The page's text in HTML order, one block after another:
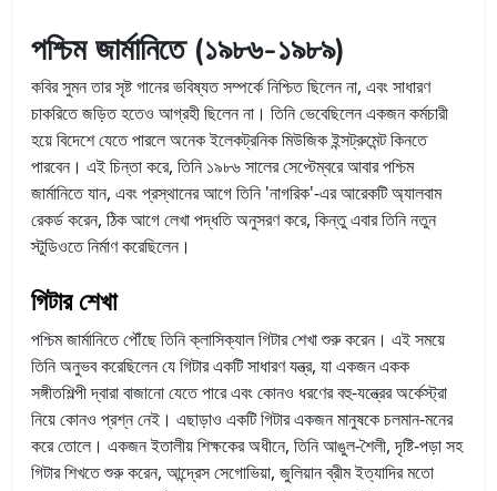
পশ্চিম জার্মানিতে (১৯৮৬-১৯৮৯)
কবির সুমন তার সৃষ্ট গানের ভবিষ্যত সম্পর্কে নিশ্চিত ছিলেন না, এবং সাধারণ
চাকরিতে জড়িত হতেও আগ্রহী ছিলেন না। তিনি ভেবেছিলেন একজন কর্মচারী
হয়ে বিদেশে যেতে পারলে অনেক ইলেকট্রনিক মিউজিক ইন্সট্রুমেন্ট কিনতে
পারবেন। এই চিন্তা করে, তিনি ১৯৮৬ সালের সেপ্টেম্বরে আবার পশ্চিম
জার্মানিতে যান, এবং প্রস্থানের আগে তিনি 'নাগরিক'-এর আরেকটি অ্যালবাম
রেকর্ড করেন, ঠিক আগে লেখা পদ্ধতি অনুসরণ করে, কিন্তু এবার তিনি নতুন
স্টুডিওতে নির্মাণ করেছিলেন।
গিটার শেখা
পশ্চিম জার্মানিতে পৌঁছে তিনি ক্লাসিক্যাল গিটার শেখা শুরু করেন। এই সময়ে
তিনি অনুভব করেছিলেন যে গিটার একটি সাধারণ যন্ত্র, যা একজন একক
সঙ্গীতশিল্পী দ্বারা বাজানো যেতে পারে এবং কোনও ধরণের বহু-যন্ত্রের অর্কেস্ট্রা
নিয়ে কোনও প্রশ্ন নেই। এছাড়াও একটি গিটার একজন মানুষকে চলমান-মনের
করে তোলে। একজন ইতালীয় শিক্ষকের অধীনে, তিনি আঙুল-শৈলী, দৃষ্টি-পড়া সহ
গিটার শিখতে শুরু করেন, আন্দ্রেস সেগোভিয়া, জুলিয়ান ব্রীম ইত্যাদির মতো